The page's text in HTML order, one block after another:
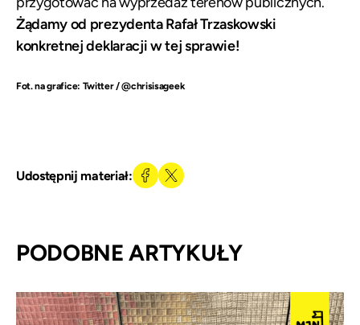
Żądamy od prezydenta Rafał Trzaskowski
konkretnej deklaracji w tej sprawie!
Fot. na grafice: Twitter / @chrisisageek
Udostępnij materiał:
PODOBNE ARTYKUŁY